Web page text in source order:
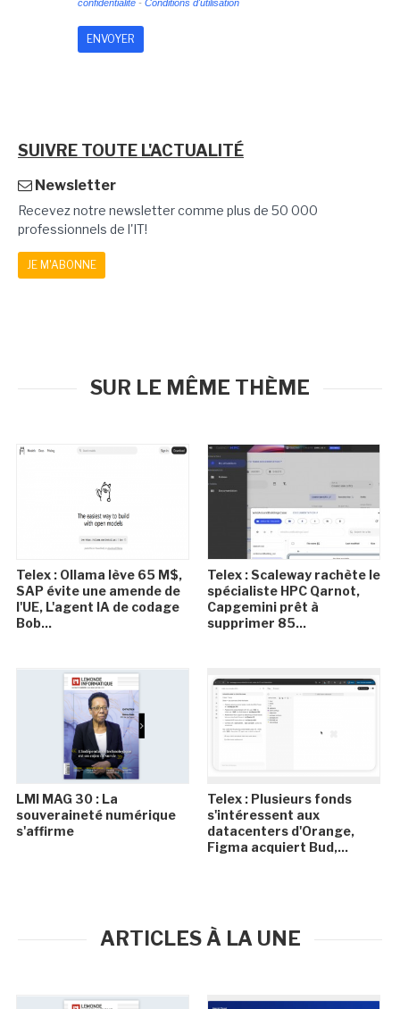
confidentialité- Conditions d'utilisation
SUIVRE TOUTE L'ACTUALITÉ
Newsletter
Recevez notre newsletter comme plus de 50 000
professionnels de l'IT!
JE M'ABONNE
SUR LE MÊME THÈME
Telex : Ollama lève 65 M$,
SAP évite une amende de
l'UE, L'agent IA de codage
Bob...
Telex : Scaleway rachète le
spécialiste HPC Qarnot,
Capgemini prêt à
supprimer 85...
LMI MAG 30 : La
souveraineté numérique
s'affirme
Telex : Plusieurs fonds
s'intéressent aux
datacenters d'Orange,
Figma acquiert Bud,...
ARTICLES À LA UNE